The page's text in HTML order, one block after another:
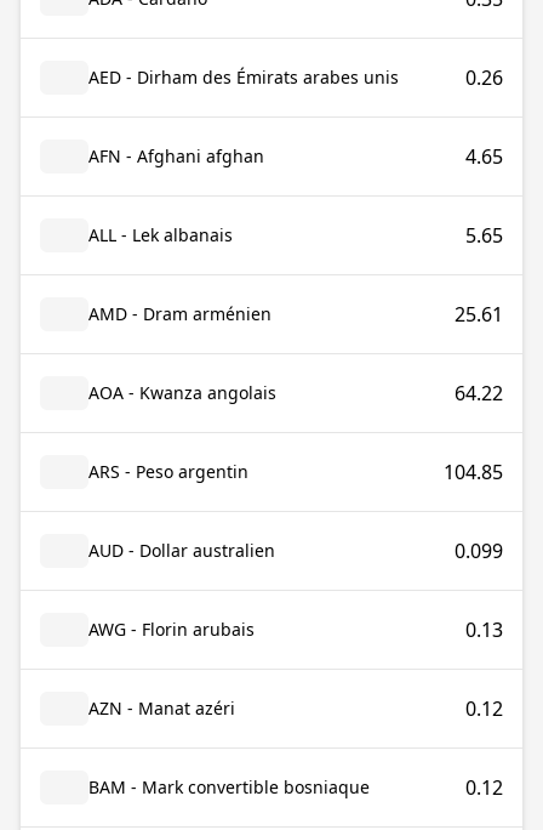
AED - Dirham des Émirats arabes unis 0.26
AFN - Afghani afghan 4.65
ALL - Lek albanais 5.65
AMD - Dram arménien 25.61
AOA - Kwanza angolais 64.22
ARS - Peso argentin 104.85
AUD - Dollar australien 0.099
AWG - Florin arubais 0.13
AZN - Manat azéri 0.12
BAM - Mark convertible bosniaque 0.12